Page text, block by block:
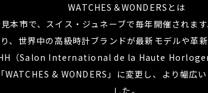
WATCHES＆WONDERSとは
本市で、スイス・ジュネーブで毎年開催されま
、世界中の高級時計ブランドが最新モデルや革
（Salon International de la Haute
& WONDERS」に変更し、より幅広